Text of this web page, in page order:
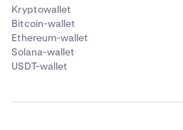
5
Indtast det beløb af aktivet,
Kryptowallet
Bitcoin-wallet
Ethereum-wallet
Solana-wallet
USDT-wallet